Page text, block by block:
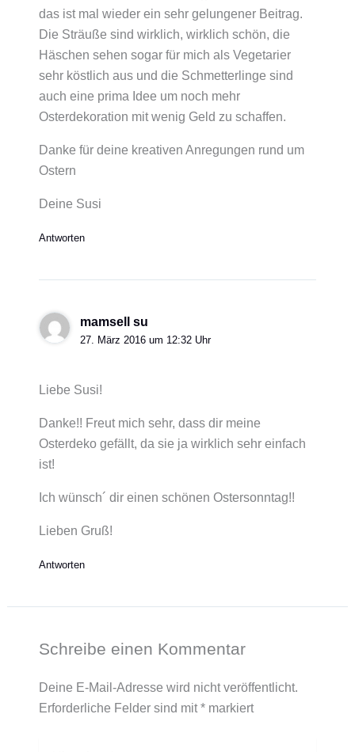
das ist mal wieder ein sehr gelungener Beitrag.
Die Sträuße sind wirklich, wirklich schön, die
Häschen sehen sogar für mich als Vegetarier
sehr köstlich aus und die Schmetterlinge sind
auch eine prima Idee um noch mehr
Osterdekoration mit wenig Geld zu schaffen.
Danke für deine kreativen Anregungen rund um
Ostern
Deine Susi
Antworten
mamsell su
27. März 2016 um 12:32 Uhr
Liebe Susi!
Danke!! Freut mich sehr, dass dir meine
Osterdeko gefällt, da sie ja wirklich sehr einfach
ist!
Ich wünsch´ dir einen schönen Ostersonntag!!
Lieben Gruß!
Antworten
Schreibe einen Kommentar
Deine E-Mail-Adresse wird nicht veröffentlicht.
Erforderliche Felder sind mit*markiert